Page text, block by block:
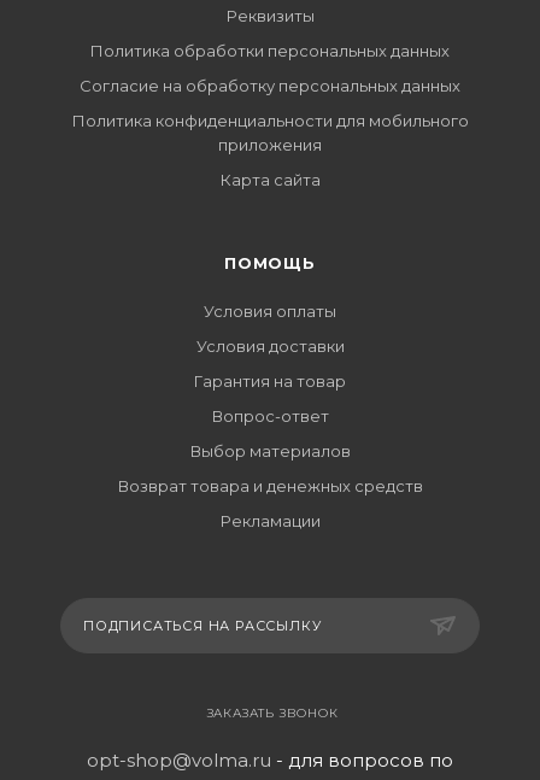
Реквизиты
Политика обработки персональных данных
Согласие на обработку персональных данных
Политика конфиденциальности для мобильного
приложения
Карта сайта
ПОМОЩЬ
Условия оплаты
Условия доставки
Гарантия на товар
Вопрос-ответ
Выбор материалов
Возврат товара и денежных средств
Рекламации
ПОДПИСАТЬСЯ НА РАССЫЛКУ
ЗАКАЗАТЬ ЗВОНОК
opt-shop@volma.ru - для вопросов по